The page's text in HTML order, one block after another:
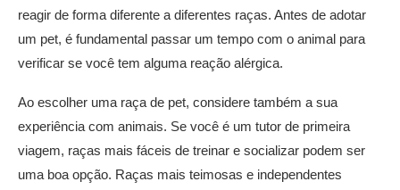
reagir de forma diferente a diferentes raças. Antes de adotar
um pet, é fundamental passar um tempo com o animal para
verificar se você tem alguma reação alérgica.
Ao escolher uma raça de pet, considere também a sua
experiência com animais. Se você é um tutor de primeira
viagem, raças mais fáceis de treinar e socializar podem ser
uma boa opção. Raças mais teimosas e independentes